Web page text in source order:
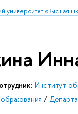
университет «Высшая
Институт
/